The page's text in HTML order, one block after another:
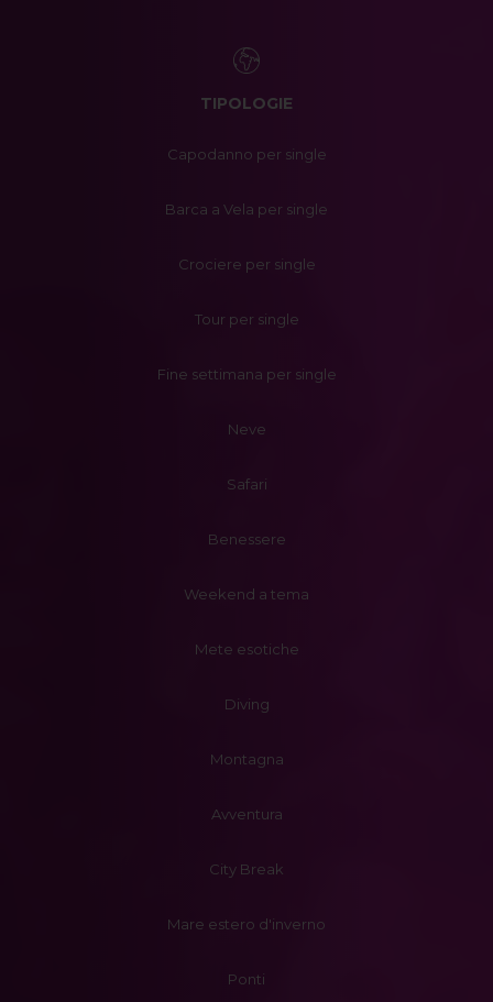
TIPOLOGIE
Capodanno per single
Barca a Vela per single
Crociere per single
Tour per single
Fine settimana per single
Neve
Safari
Benessere
Weekend a tema
Mete esotiche
Diving
Montagna
Avventura
City Break
Mare estero d'inverno
Ponti